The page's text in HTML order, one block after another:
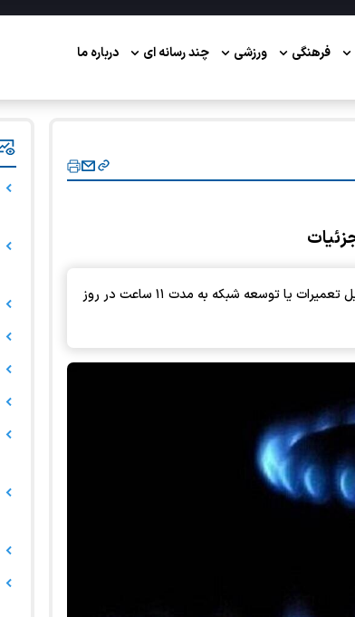
فرهنگی ورزشی چند رسانه ای درباره ما
شرکت گاز خراسان رضوی از قطع گاز برخی مناطق در سطح شهر مشهد به دلیل تعمیرات یا توسعه شبکه به مدت ۱۱ ساعت در روز